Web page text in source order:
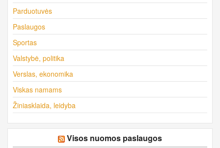
Parduotuvės
Paslaugos
Sportas
Valstybė, politika
Verslas, ekonomika
Viskas namams
Žiniasklaida, leidyba
Visos nuomos paslaugos